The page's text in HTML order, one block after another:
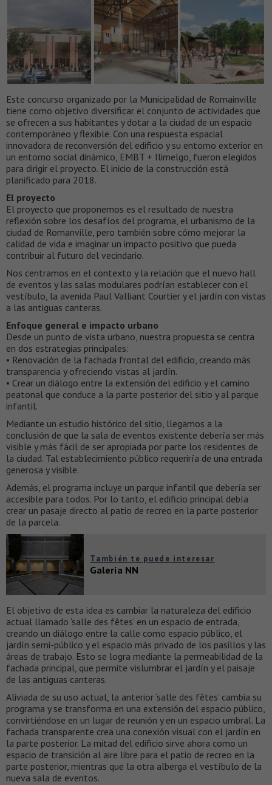
Este concurso organizado por la Municipalidad de Romainville
tiene como objetivo diversificar el conjunto de actividades que
se ofrecen a sus habitantes y dotar a la ciudad de un espacio
contemporáneo y flexible. Con una respuesta espacial
innovadora de reconversión del edificio y su entorno exterior en
un entorno social dinámico, EMBT + Ilimelgo, fueron elegidos
para dirigir el proyecto. El inicio de la construcción está
planificado para 2018.
El proyecto
El proyecto que proponemos es el resultado de nuestra
reflexión sobre los desafíos del programa, el urbanismo de la
ciudad de Romanville, pero también sobre cómo mejorar la
calidad de vida e imaginar un impacto positivo que pueda
contribuir al futuro del vecindario.
Nos centramos en el contexto y la relación que el nuevo hall
de eventos y las salas modulares podrían establecer con el
vestíbulo, la avenida Paul Valliant Courtier y el jardín con vistas
a las antiguas canteras.
Enfoque general e impacto urbano
Desde un punto de vista urbano, nuestra propuesta se centra
en dos estrategias principales:
• Renovación de la fachada frontal del edificio, creando más
transparencia y ofreciendo vistas al jardín.
• Crear un diálogo entre la extensión del edificio y el camino
peatonal que conduce a la parte posterior del sitio y al parque
infantil.
Mediante un estudio histórico del sitio, llegamos a la
conclusión de que la sala de eventos existente debería ser más
visible y más fácil de ser apropiada por parte los residentes de
la ciudad. Tal establecimiento público requeriría de una entrada
generosa y visible.
Además, el programa incluye un parque infantil que debería ser
accesible para todos. Por lo tanto, el edificio principal debía
crear un pasaje directo al patio de recreo en la parte posterior
de la parcela.
También te puede interesar
Galería NN
El objetivo de esta idea es cambiar la naturaleza del edificio
actual llamado ‘salle des fêtes’ en un espacio de entrada,
creando un diálogo entre la calle como espacio público, el
jardín semi-público y el espacio más privado de los pasillos y las
áreas de trabajo. Esto se logra mediante la permeabilidad de la
fachada principal, que permite vislumbrar el jardín y el paisaje
de las antiguas canteras.
Aliviada de su uso actual, la anterior ‘salle des fêtes’ cambia su
programa y se transforma en una extensión del espacio público,
convirtiéndose en un lugar de reunión y en un espacio umbral. La
fachada transparente crea una conexión visual con el jardín en
la parte posterior. La mitad del edificio sirve ahora como un
espacio de transición al aire libre para el patio de recreo en la
parte posterior, mientras que la otra alberga el vestíbulo de la
nueva sala de eventos.